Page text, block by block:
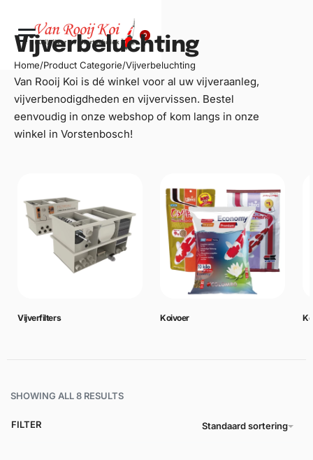
0
Vijverbeluchting
Home/Product Categorie/Vijverbeluchting
Van Rooij Koi is dé winkel voor al uw vijveraanleg,
vijverbenodigdheden en vijvervissen. Bestel
eenvoudig in onze webshop of kom langs in onze
winkel in Vorstenbosch!
Vijverfilters Koivoer
SHOWING ALL 8 RESULTS
Standaard sortering
FILTER